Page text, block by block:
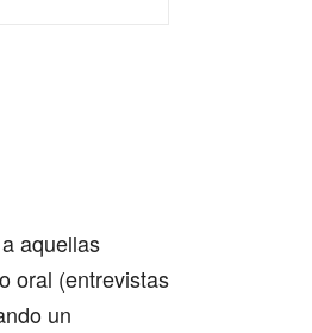
aquellas
oral (entrevistas
un